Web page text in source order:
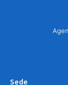
Sede